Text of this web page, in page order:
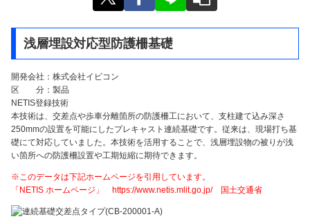
浅層埋設対応型防護柵基礎
開発会社：株式会社イビコン
区 分：製品
NETIS登録技術
本技術は、交差点や歩車分離箇所の防護柵工において、支柱建て込み深さ
250mmの設置を可能にしたプレキャスト連続基礎です。従来は、現場打ち基
礎にて対応していました。本技術を活用することで、浅層埋設物の被りが浅
い箇所への防護柵設置や工期短縮に期待できます。
※このデータは下記ホームページを引用しています。
「NETIS ホームページ」 https://www.netis.mlit.go.jp/ 国土交通省